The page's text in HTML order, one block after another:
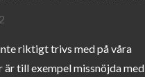
riktigt trivs med på våra
till exempel missnöjda med